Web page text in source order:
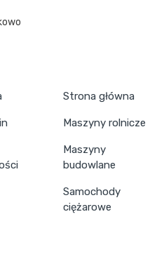
Strona główna
Maszyny rolnicze
Maszyny
budowlane
Samochody
ciężarowe